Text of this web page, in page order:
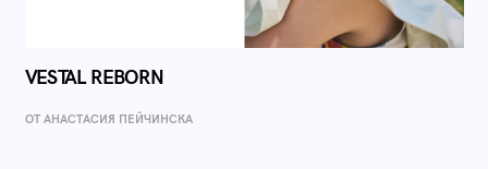
VESTAL REBORN
ОТ AНАСТАСИЯ ПЕЙЧИНСКА